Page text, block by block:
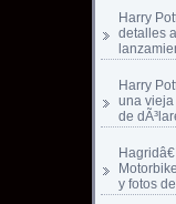
Harry
detalles
Harry
una vieja
de
y fotos